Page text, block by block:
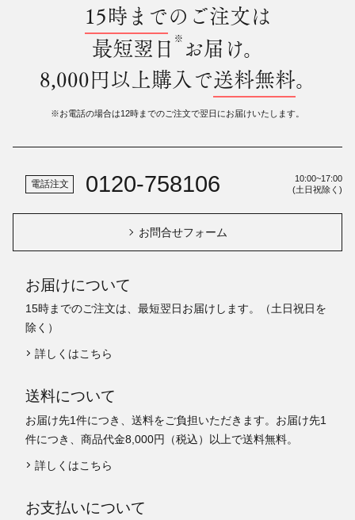
15時までのご注文は
最短翌日 ※ お届け。
8,000円以上購入で送料無料。
※お電話の場合は12時までのご注文で翌日にお届けいたします。
電話注文 0120-758106
10:00~17:00
(土日祝除く)
お問合せフォーム
お届けについて
15時までのご注文は、最短翌日お届けします。（土日祝日を
除く）
詳しくはこちら
送料について
お届け先1件につき、送料をご負担いただきます。お届け先1
件につき、商品代金8,000円（税込）以上で送料無料。
詳しくはこちら
お支払いについて